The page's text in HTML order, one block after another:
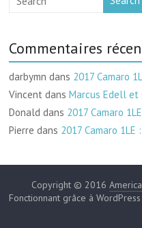
Commentaires
darbymn dans 2017 Camaro
Vincent dansMarcus Edell et
Donald dans 2017 Camaro
Pierre dans 2017 Camaro
Copyright © 2016
Fonctionnant grâce à